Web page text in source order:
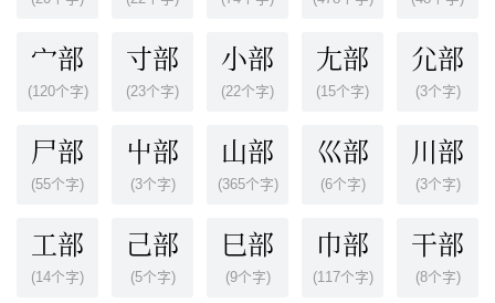
宀部
(120个字)
寸部
(23个字)
小部
(22个字)
尢部
(15个字)
尣部
(3个字)
尸部
(55个字)
屮部
(3个字)
山部
(365个字)
巛部
(6个字)
川部
(3个字)
工部
(14个字)
己部
(5个字)
巳部
(9个字)
巾部
(117个字)
干部
(8个字)